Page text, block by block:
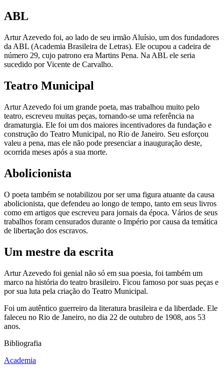
ABL
Artur Azevedo foi, ao lado de seu irmão Aluísio, um dos fundadores
da ABL (Academia Brasileira de Letras). Ele ocupou a cadeira de
número 29, cujo patrono era Martins Pena. Na ABL ele seria
sucedido por Vicente de Carvalho.
Teatro Municipal
Artur Azevedo foi um grande poeta, mas trabalhou muito pelo
teatro, escreveu muitas peças, tornando-se uma referência na
dramaturgia. Ele foi um dos maiores incentivadores da fundação e
construção do Teatro Municipal, no Rio de Janeiro. Seu esforçou
valeu a pena, mas ele não pode presenciar a inauguração deste,
ocorrida meses após a sua morte.
Abolicionista
O poeta também se notabilizou por ser uma figura atuante da causa
abolicionista, que defendeu ao longo de tempo, tanto em seus livros
como em artigos que escreveu para jornais da época. Vários de seus
trabalhos foram censurados durante o Império por causa da temática
de libertação dos escravos.
Um mestre da escrita
Artur Azevedo foi genial não só em sua poesia, foi também um
marco na história do teatro brasileiro. Ficou famoso por suas peças e
por sua luta pela criação do Teatro Municipal.
Foi um autêntico guerreiro da literatura brasileira e da liberdade. Ele
faleceu no Rio de Janeiro, no dia 22 de outubro de 1908, aos 53
anos.
Bibliografia
Academia